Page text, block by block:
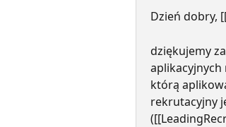
Dzień dobry,
dziękujemy
aplikacyjnych
którą
rekrutacyjny